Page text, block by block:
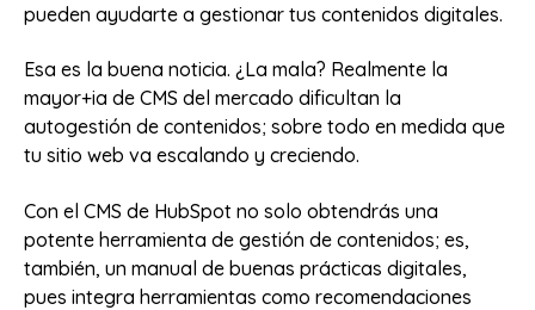
pueden ayudarte a gestionar tus contenidos digitales.
Esa es la buena noticia. ¿La mala? Realmente la
mayor+ia de CMS del mercado dificultan la
autogestión de contenidos; sobre todo en medida que
tu sitio web va escalando y creciendo.
Con el CMS de HubSpot no solo obtendrás una
potente herramienta de gestión de contenidos; es,
también, un manual de buenas prácticas digitales,
pues integra herramientas como recomendaciones